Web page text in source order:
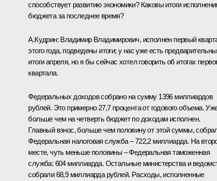
способствует развитию экономики? Каковы итоги
бюджета за последнее время?
А.Кудрин: Владимир Владимирович, исполнен первый
этого года, подведены итоги; у нас уже есть
итоги апреля, но я бы сейчас хотел говорить об итогах
квартала.
Федеральных доходов собрано на сумму 1396 миллиардов
рублей. Это примерно 27,7 процента от годового объема.
больше чем на четверть бюджет по доходам исполнен.
Главный взнос, больше чем половину от этой суммы,
Федеральная налоговая служба – 722,2 миллиарда. На
месте, чуть меньше половины – Федеральная таможенная
служба: 604 миллиарда. Остальные министерства и
собрали 68,9 миллиарда рублей. Расходы, исполненные